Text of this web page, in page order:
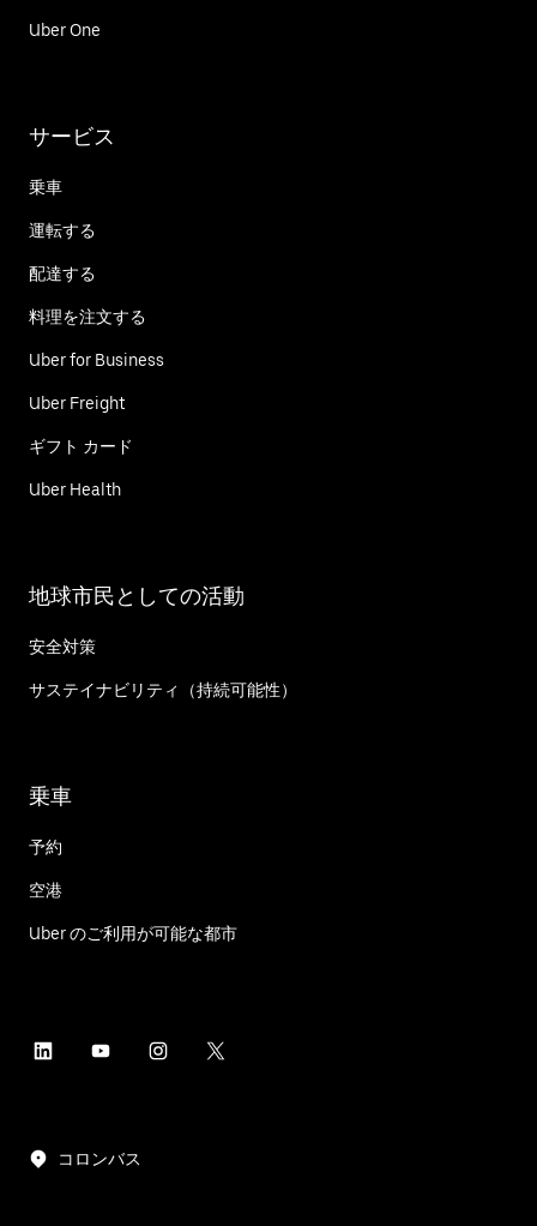
Uber One
サービス
乗車
運転する
配達する
料理を注文する
Uber for Business
Uber Freight
ギフト カード
Uber Health
地球市民としての活動
安全対策
サステイナビリティ（持続可能性）
乗車
予約
空港
Uber のご利用が可能な都市
コロンバス